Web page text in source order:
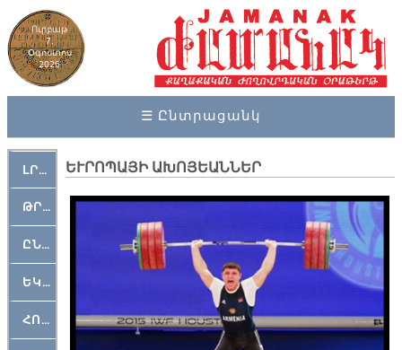
Ուրբաթ
7,
Օգոստոս
2026
☰ Ընտրացանկ
ԼՐԱՀՈՍ
ԹՐՔԱՀԱՅ ԿԵԱՆՔ
ԸՆԿԵՐԱՄՇԱԿՈՒԹԱՅԻՆ
ԵԿԵՂԵՑԱԿԱՆ
ՀՈԳԵՄՏԱՒՈՐ
ԵՒ­ՐՈ­ՊԱ­ՅԻ Ա­ԽՈ­ՅԵԱՆՆԵՐ